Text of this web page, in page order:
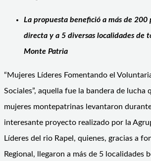
La propuesta benefició a más de 200
directa y a 5 diversas localidades de
Monte Patria
“Mujeres Líderes Fomentando el
Sociales”, aquella fue la bandera de lucha
mujeres montepatrinas levantaron
interesante proyecto realizado por la
Líderes del rio Rapel, quienes, gracias a
Regional, llegaron a más de 5 localidades